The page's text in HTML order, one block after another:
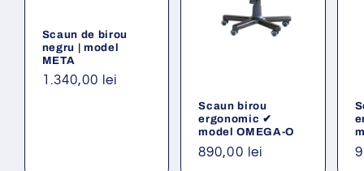
Scaun de birou
negru | model
META
Preț
1.340,00 lei
Scaun birou
ergonomic ✔
model OMEGA-O
Preț
890,00 lei